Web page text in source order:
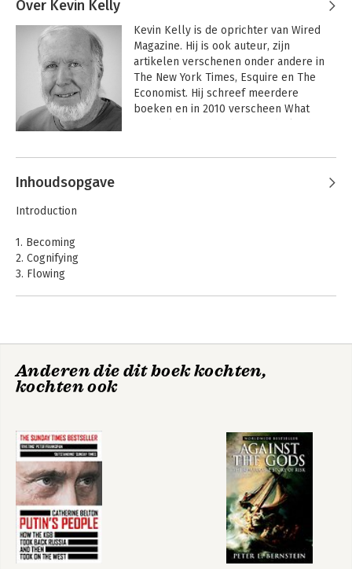
Over Kevin Kelly
Kevin Kelly is de oprichter van Wired
Magazine. Hij is ook auteur, zijn
artikelen verschenen onder andere in
The New York Times, Esquire en The
Economist. Hij schreef meerdere
boeken en in 2010 verscheen What
uitgegeven en in november zal
Andere boeken door Kevin Kelly
Technologie
Technologie
Bekijk alle boeken
Inhoudsopgave
Introduction
1. Becoming
2. Cognifying
3. Flowing
9. Interacting
10. Tracking
Acknowledgments
Notes
Index
Anderen die dit boek kochten,
kochten ook